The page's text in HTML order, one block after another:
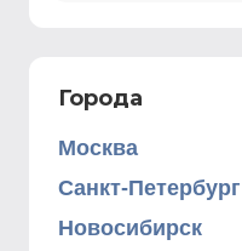
Города
Москва
Санкт-Петербург
Новосибирск